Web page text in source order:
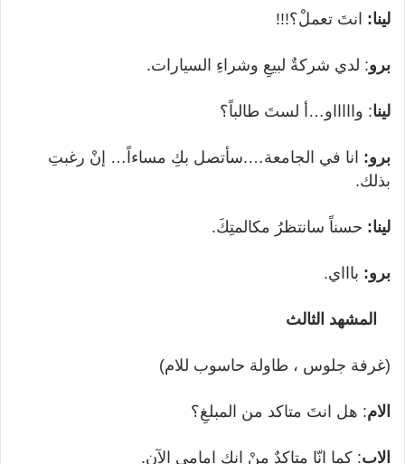
لينا: انتَ تعملْ؟!!!
برو: لدي شركةٌ لبيعِ وشراءِ السيارات.
لينا: واااااو…أ لستَ طالباً؟
برو: انا في الجامعة….سأتصل بكِ مساءاً… إنْ رغبتِ
بذلك.
لينا: حسناً سانتظرُ مكالمتِكَ.
برو: باااي.
المشهد الثالث
(غرفة جلوس ، طاولة حاسوب للام)
الام: هل انتَ متاكد من المبلغِ؟
الاب: كما انّا متاكدٌ مِنْ انكِ امامي الآن.